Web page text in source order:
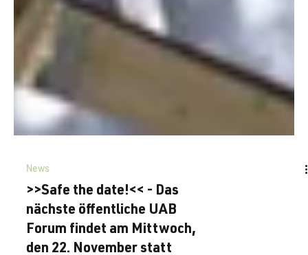
News
>>Safe the date!<< - Das
nächste öffentliche UAB
Forum findet am Mittwoch,